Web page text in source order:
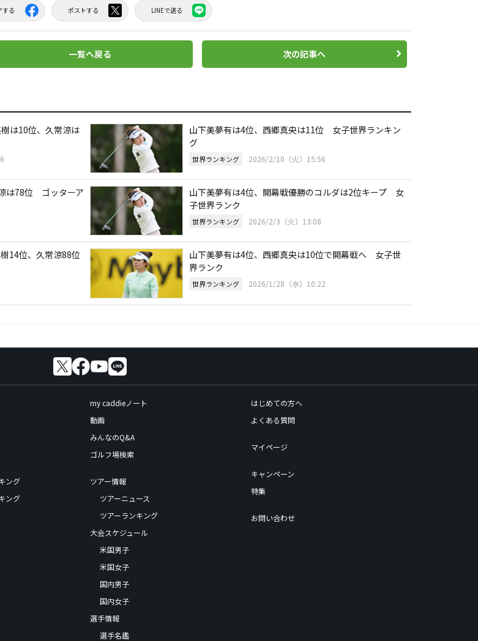
する ポストする LINEで送る
一覧へ戻る 次の記事へ
は10位、久常涼は
山下美夢有は4位、西郷真央は11位 女子世界ランキン
グ
世界ランキング 2026/2/10（火）15:56
は78位 ゴッターア
山下美夢有は4位、開幕戦優勝のコルダは2位キープ 女
子世界ランク
世界ランキング 2026/2/3（火）13:08
14位、久常涼88位
山下美夢有は4位、西郷真央は10位で開幕戦へ 女子世
界ランク
世界ランキング 2026/1/28（水）10:22
ング
ング
my caddieノート
動画
みんなのQ&A
ゴルフ場検索
ツアー情報
ツアーニュース
ツアーランキング
大会スケジュール
米国男子
米国女子
国内男子
国内女子
選手情報
選手名鑑
はじめての方へ
よくある質問
マイページ
キャンペーン
特集
お問い合わせ